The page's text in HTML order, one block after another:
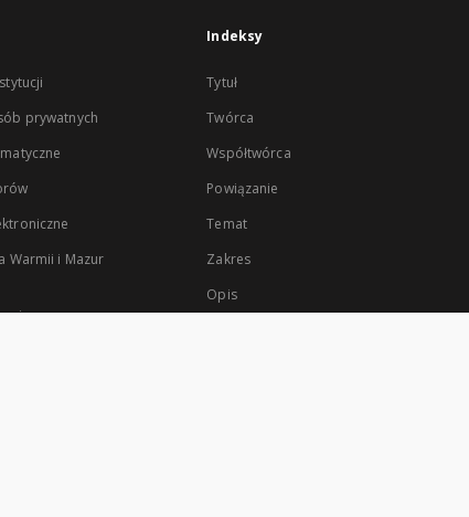
prywatnych
Warmii i Mazur
Indeksy
Tytuł
Twórca
Współtwórca
Powiązanie
Temat
Zakres
Opis